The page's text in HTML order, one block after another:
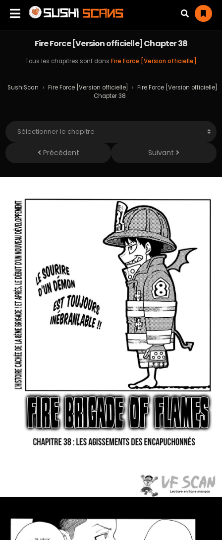
Fire Force [Version officielle] Chapter 38
Tous les chapitres sont dans Fire Force [Version officielle]
SushiScan › Fire Force [Version officielle] › Fire Force [Version officielle]
Chapter 38
Précédent Suivant